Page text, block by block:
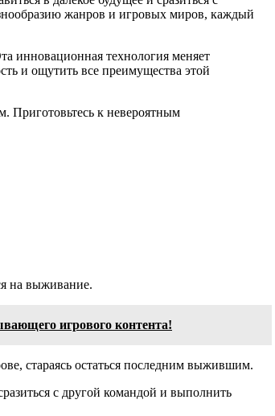
жанров и игровых миров, каждый
инновационная технология меняет
и ощутить все преимущества этой
Приготовьтесь к невероятным
на выживание.
игрового контента!
стараясь остаться последним выжившим.
с другой командой и выполнить